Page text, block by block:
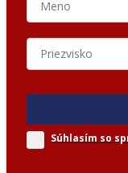
Súhlasím so